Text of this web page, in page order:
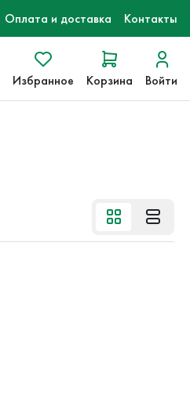
Оплата и доставка Контакты
Избранное Корзина Войти